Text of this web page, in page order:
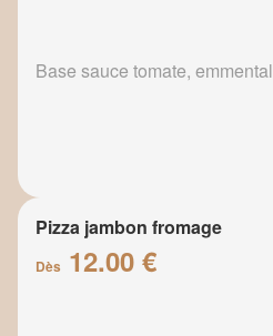
Base sauce tomate, emmental
Pizza jambon fromage
Dès 12.00 €